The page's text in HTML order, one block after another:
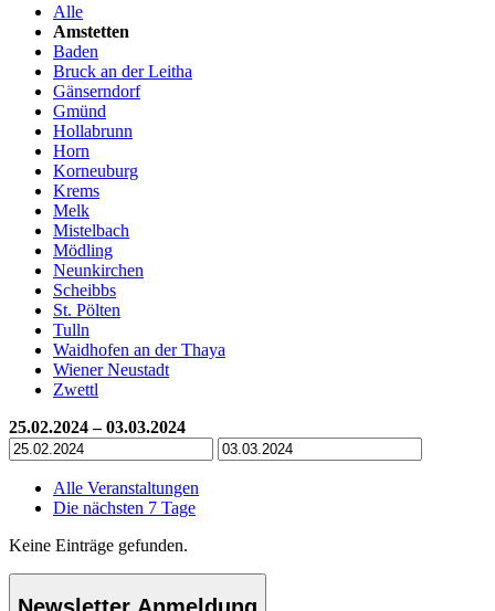
Alle
Amstetten
Baden
Bruck an der Leitha
Gänserndorf
Gmünd
Hollabrunn
Horn
Korneuburg
Krems
Melk
Mistelbach
Mödling
Neunkirchen
Scheibbs
St. Pölten
Tulln
Waidhofen an der Thaya
Wiener Neustadt
Zwettl
25.02.2024 – 03.03.2024
Alle Veranstaltungen
Die nächsten 7 Tage
Keine Einträge gefunden.